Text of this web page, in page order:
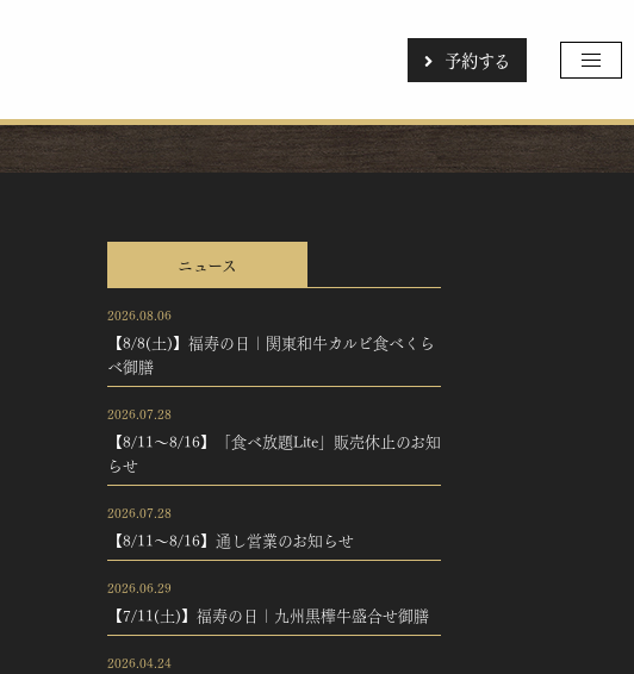
予約する
ニュース
2026.08.06
【8/8(土)】福寿の日｜関東和牛カルビ食べくら
べ御膳
2026.07.28
【8/11～8/16】「食べ放題Lite」販売休止のお知
らせ
2026.07.28
【8/11～8/16】通し営業のお知らせ
2026.06.29
【7/11(土)】福寿の日｜九州黒樺牛盛合せ御膳
2026.04.24